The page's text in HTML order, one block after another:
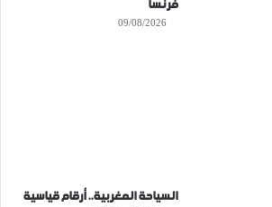
فرنسا
09/08/2026
السياحة المغربية.. أرقام قياسية